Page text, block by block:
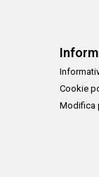
Cookie
Modifica